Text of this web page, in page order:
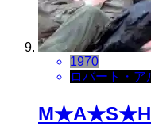
1970
ロバート・ア
M★A★S★H